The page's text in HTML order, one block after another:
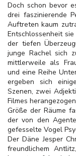
Doch schon bevor
drei faszinierende
Auftreten kaum
Entschlossenheit
der tiefen
junge Rachel sich
mittlerweile als
und eine Reihe
ergeben sich
Szenen, zwei
Filmes
Größe der Räume
der von den
gefesselte Vogel
Der Däne Jesper
freundlichem